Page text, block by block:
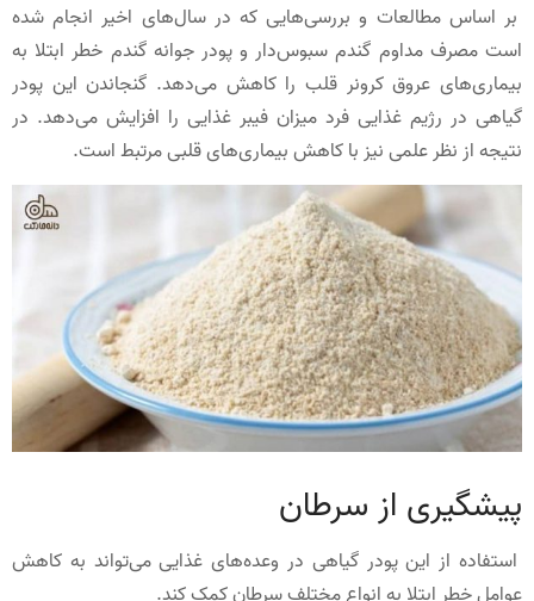
بر اساس مطالعات و بررسی‌هایی که در سال‌های اخیر انجام شده
است مصرف مداوم گندم سبوس‌دار و پودر جوانه گندم خطر ابتلا به
بیماری‌های عروق کرونر قلب را کاهش می‌دهد. گنجاندن این پودر
گیاهی در رژیم غذایی فرد میزان فیبر غذایی را افزایش می‌دهد. در
نتیجه از نظر علمی نیز با کاهش بیماری‌های قلبی مرتبط است.
پیشگیری از سرطان
استفاده از این پودر گیاهی در وعده‌های غذایی می‌تواند به کاهش
عوامل خطر ابتلا به انواع مختلف سرطان کمک کند.